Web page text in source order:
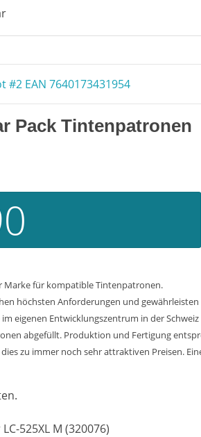
#2 EAN 7640173431954
Pack Tintenpatronen
Marke für kompatible Tintenpatronen.
höchsten Anforderungen und gewährleisten
eigenen Entwicklungszentrum in der Schweiz
abgefüllt. Produktion und Fertigung
zu immer noch sehr attraktiven Preisen.
525XL M (320076)